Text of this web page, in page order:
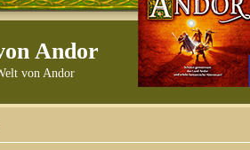
Andor
von Andor